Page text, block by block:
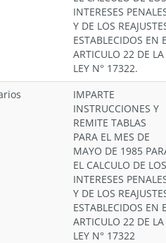
INTERESES
Y DE LOS
ESTABLECIDOS EN
ARTICULO 22 DE LA
LEY N° 17322.
IMPARTE
INSTRUCCIONES Y
REMITE TABLAS
PARA EL MES DE
MAYO DE 1985
EL CALCULO DE LOS
INTERESES
Y DE LOS
ESTABLECIDOS EN
ARTICULO 22 DE LA
LEY N° 17322